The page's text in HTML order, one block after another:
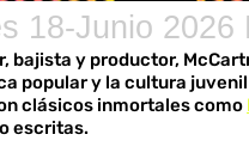
18-Junio 2026
bajista y productor,
popular y la cultura
clásicos inmortales como
escritas.